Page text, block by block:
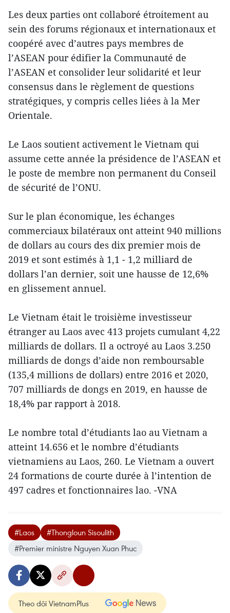
Les deux parties ont collaboré étroitement au
sein des forums régionaux et internationaux et
coopéré avec d’autres pays membres de
l’ASEAN pour édifier la Communauté de
l’ASEAN et consolider leur solidarité et leur
consensus dans le règlement de questions
stratégiques, y compris celles liées à la Mer
Orientale.
Le Laos soutient activement le Vietnam qui
assume cette année la présidence de l’ASEAN et
le poste de membre non permanent du Conseil
de sécurité de l’ONU.
Sur le plan économique, les échanges
commerciaux bilatéraux ont atteint 940 millions
de dollars au cours des dix premier mois de
2019 et sont estimés à 1,1 - 1,2 milliard de
dollars l’an dernier, soit une hausse de 12,6%
en glissement annuel.
Le Vietnam était le troisième investisseur
étranger au Laos avec 413 projets cumulant 4,22
milliards de dollars. Il a octroyé au Laos 3.250
milliards de dongs d’aide non remboursable
(135,4 millions de dollars) entre 2016 et 2020,
707 milliards de dongs en 2019, en hausse de
18,4% par rapport à 2018.
Le nombre total d’étudiants lao au Vietnam a
atteint 14.656 et le nombre d’étudiants
vietnamiens au Laos, 260. Le Vietnam a ouvert
24 formations de courte durée à l’intention de
497 cadres et fonctionnaires lao. -VNA
#Laos
#Thongloun Sisoulith
#Premier ministre Nguyen Xuan Phuc
Theo dõi VietnamPlus